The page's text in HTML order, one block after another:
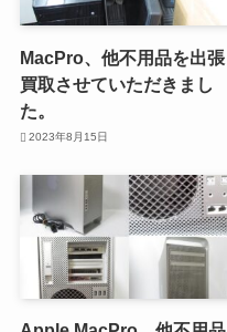
MacPro、他不用品を出張
買取させていただきまし
た。
2023年8月15日